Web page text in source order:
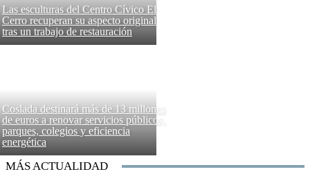
Las esculturas del Centro Cívico El
Cerro recuperan su aspecto original
tras un trabajo de restauración
Coslada destinará más de 13 millones
de euros a renovar servicios públicos,
parques, colegios y eficiencia
energética
MÁS ACTUALIDAD